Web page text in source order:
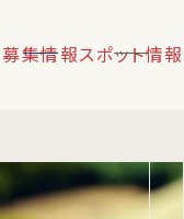
募集情報スポット情報